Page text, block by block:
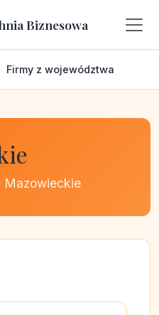
Biznesowa
Firmy z województwa
Mazowieckie